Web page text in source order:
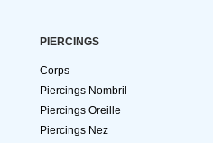
PIERCINGS
Corps
Piercings Nombril
Piercings Oreille
Piercings Nez